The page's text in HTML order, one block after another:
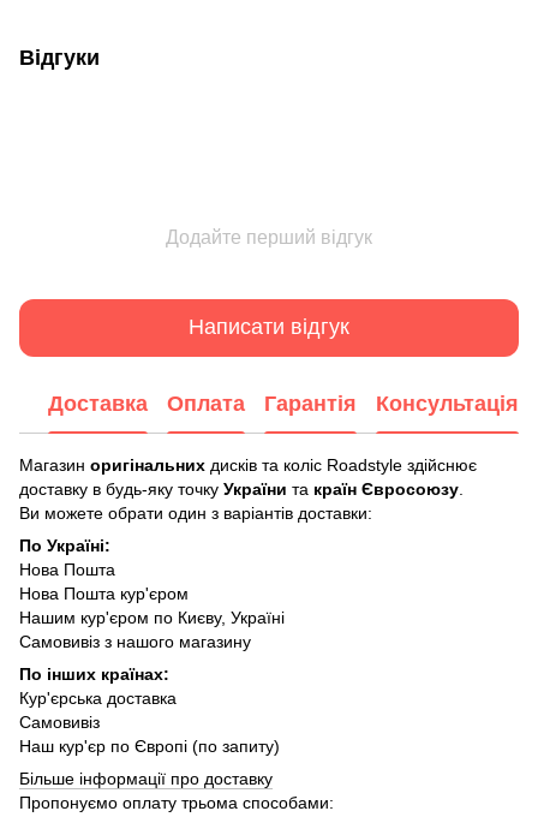
Відгуки
Додайте перший відгук
Написати відгук
Доставка Оплата Гарантія Консультація
Магазин оригінальних дисків та коліс Roadstyle здійснює
доставку в будь-яку точку України та країн Євросоюзу
Ви можете обрати один з варіантів доставки:
По Україні:
Нова Пошта
Нова Пошта кур'єром
Нашим кур'єром по Києву, Україні
Самовивіз з нашого магазину
По інших країнах:
Кур'єрська доставка
Самовивіз
Наш кур'єр по Європі (по запиту)
Більше інформації про доставку
Пропонуємо оплату трьома способами: